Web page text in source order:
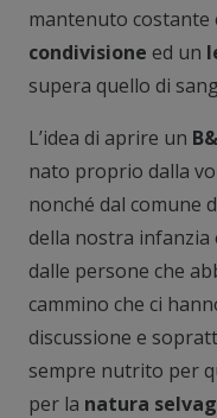
mantenuto costante
condivisione ed un
supera quello di
L’idea di aprire un
nato proprio dalla
nonché dal comune
della nostra infanzia
dalle persone che
cammino che ci
discussione e
sempre nutrito per
per la natura